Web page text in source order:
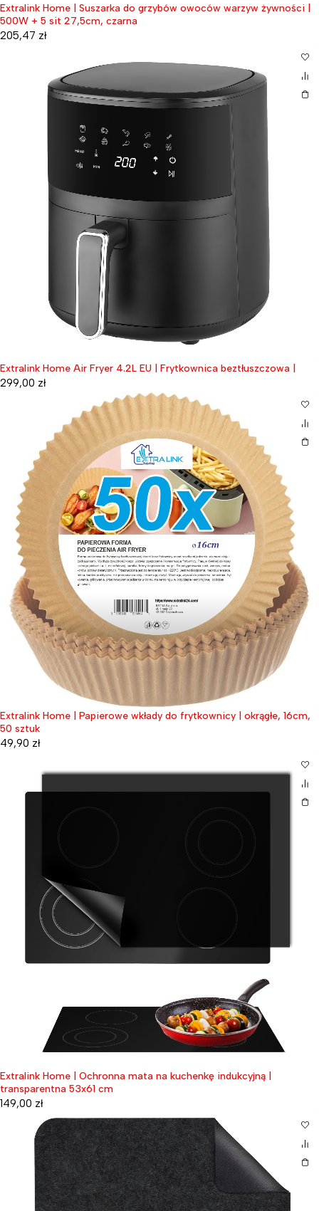
Extralink Home | Suszarka do grzybów owoców warzyw żywności |
500W + 5 sit 27,5cm, czarna
205,47 zł
Extralink Home Air Fryer 4.2L EU | Frytkownica beztłuszczowa |
299,00 zł
Extralink Home | Papierowe wkłady do frytkownicy | okrągłe, 16cm,
50 sztuk
49,90 zł
Extralink Home | Ochronna mata na kuchenkę indukcyjną |
transparentna 53x61 cm
149,00 zł